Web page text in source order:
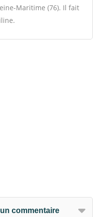
Maritime (76). Il fait
commentaire